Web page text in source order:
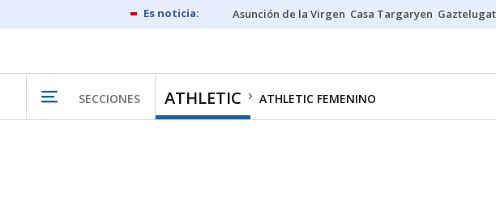
Asunción de la Virgen Casa Targaryen
SECCIONES ATHLETIC ATHLETIC FEMENINO